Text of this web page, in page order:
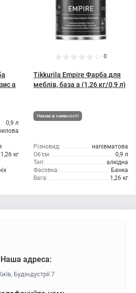
а
0,9 л
1,26 кг
0
Tikkurila Empire Фарба для
меблів, база а (1,26 кг/0,9 л)
Немає в наявності
Різновид:
напівматова
Об'єм:
0,9 л
Тип:
алкідна
Фасовка:
Банка
Вага:
1,26 кг
Наша адреса:
Будіндустрії 7